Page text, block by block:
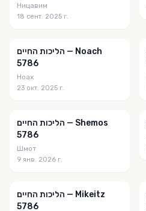
Ницавим
18 сент. 2025 г.
הליכות החיים — Noach
5786
Ноах
23 окт. 2025 г.
הליכות החיים — Shemos
5786
Шмот
9 янв. 2026 г.
הליכות החיים — Mikeitz
5786